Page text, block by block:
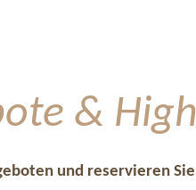
&
und reservieren